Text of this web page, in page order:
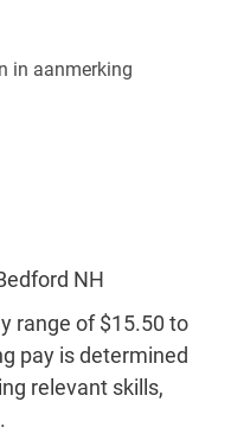
in aanmerking
NH
range of $15.50 to
pay is determined
relevant skills,